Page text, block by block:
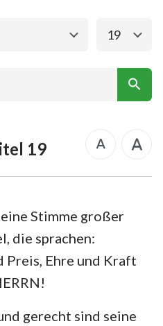
2. Thessalonicher
2. Timotheus
Philemon
Jakobus
2. Petrus
19
19
Stimme großer
die sprachen:
Ehre und Kraft
gerecht sind seine